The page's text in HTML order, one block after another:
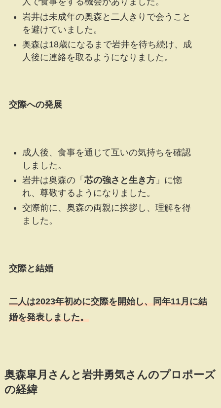
岩井は未成年の奥森と二人きりで会うこと
を避けていました。
奥森は18歳になるまで岩井を待ち続け、成
人後に連絡を取るようになりました。
交際への発展
成人後、食事を通じて互いの気持ちを確認
しました。
岩井は奥森の「 芯の強さと生き方」に惚
れ、尊敬するようになりました。
交際前に、奥森の両親に挨拶し、理解を得
ました。
交際と結婚
二人は2023年初めに交際を開始し、同年11月に結
婚を発表しました。
奥森皐月さんと岩井勇気さんのプロポーズ
の経緯